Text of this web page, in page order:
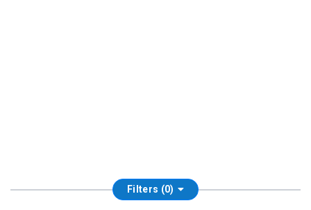
Filters (0)